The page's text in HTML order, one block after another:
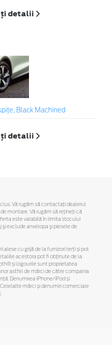
detalii
Black Machined
detalii
Vă rugăm să contactaţi dealerul
montare. Vă rugăm să reţineţi că
este valabilă în limita stocului
şi exclude anvelopa şi piesele de
cu grijă de la furnizori terți și pot
acestora pot fi obținute de la
și logourile sunt proprietatea
astfel de mărci de către compania
Denumirea iPhone/iPod și
mărci și denumiri comerciale